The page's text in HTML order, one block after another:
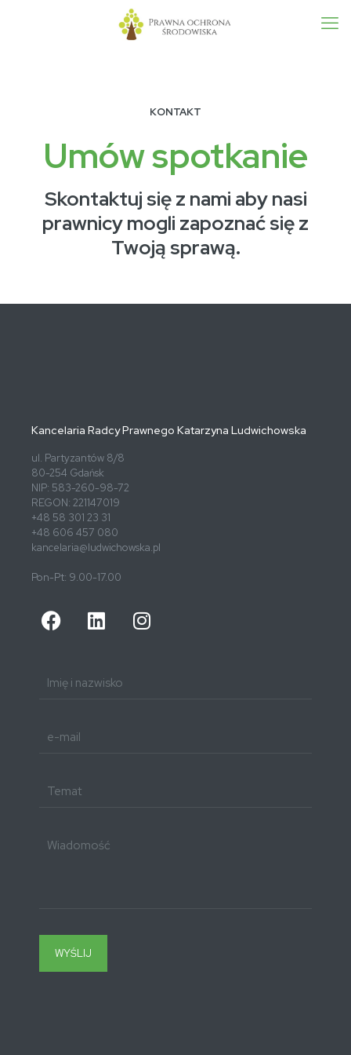
KONTAKT
Umów spotkanie
Skontaktuj się z nami aby nasi
prawnicy mogli zapoznać się z
Twoją sprawą.
Kancelaria Radcy Prawnego Katarzyna Ludwichowska
ul. Partyzantów 8/8
80-254 Gdańsk
NIP: 583-260-98-72
REGON: 221147019
+48 58 301 23 31
+48 606 457 080
kancelaria@ludwichowska.pl
Pon-Pt: 9.00-17.00